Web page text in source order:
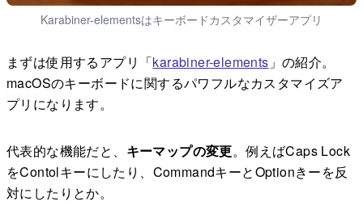
Karabiner-elementsはキーボードカスタマイザーアプリ
まずは使用するアプリ「karabiner-elements 」の紹介。
macOSのキーボードに関するパワフルなカスタマイズア
プリになります。
代表的な機能だと、 キーマップの変更。例えばCaps Lock
をContolキーにしたり、CommandキーとOptionきーを反
対にしたりとか。